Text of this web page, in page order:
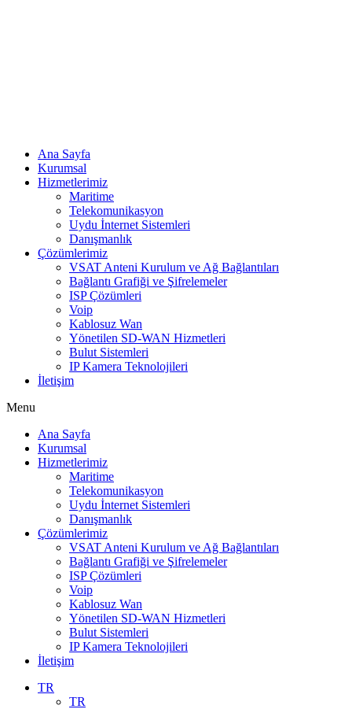
Ana Sayfa
Kurumsal
Hizmetlerimiz
Maritime
Telekomunikasyon
Uydu İnternet Sistemleri
Danışmanlık
Çözümlerimiz
VSAT Anteni Kurulum ve Ağ Bağlantıları
Bağlantı Grafiği ve Şifrelemeler
ISP Çözümleri
Voip
Kablosuz Wan
Yönetilen SD-WAN Hizmetleri
Bulut Sistemleri
IP Kamera Teknolojileri
İletişim
Menu
Ana Sayfa
Kurumsal
Hizmetlerimiz
Maritime
Telekomunikasyon
Uydu İnternet Sistemleri
Danışmanlık
Çözümlerimiz
VSAT Anteni Kurulum ve Ağ Bağlantıları
Bağlantı Grafiği ve Şifrelemeler
ISP Çözümleri
Voip
Kablosuz Wan
Yönetilen SD-WAN Hizmetleri
Bulut Sistemleri
IP Kamera Teknolojileri
İletişim
TR
TR